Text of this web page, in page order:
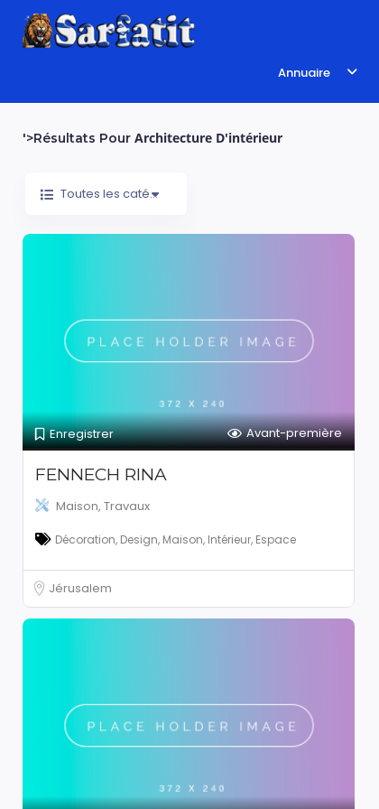
Annuaire
'>Résultats Pour Architecture D'intérieur
Toutes les catégories
Enregistrer Avant-première
FENNECH RINA
Maison, Travaux
Décoration, Design, Maison, Intérieur, Espace
Jérusalem